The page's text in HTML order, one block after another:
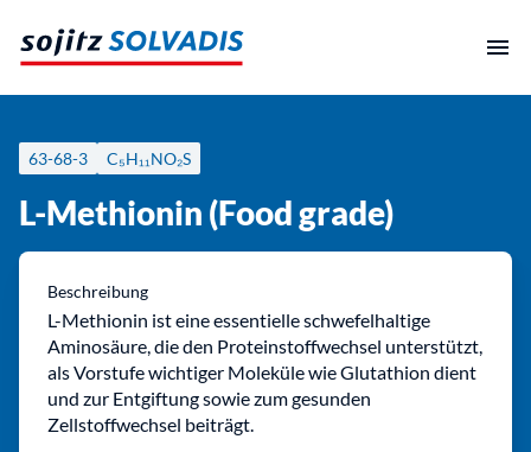
Inhalt
springen
63-68-3 C₅H₁₁NO₂S
L-Methionin (Food grade)
Beschreibung
L-Methionin ist eine essentielle schwefelhaltige
Aminosäure, die den Proteinstoffwechsel unterstützt,
als Vorstufe wichtiger Moleküle wie Glutathion dient
und zur Entgiftung sowie zum gesunden
Zellstoffwechsel beiträgt.